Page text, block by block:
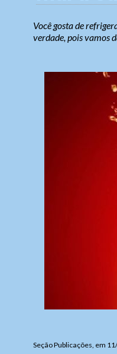
Você gosta de
verdade, pois vamos
Seção Publicações, em